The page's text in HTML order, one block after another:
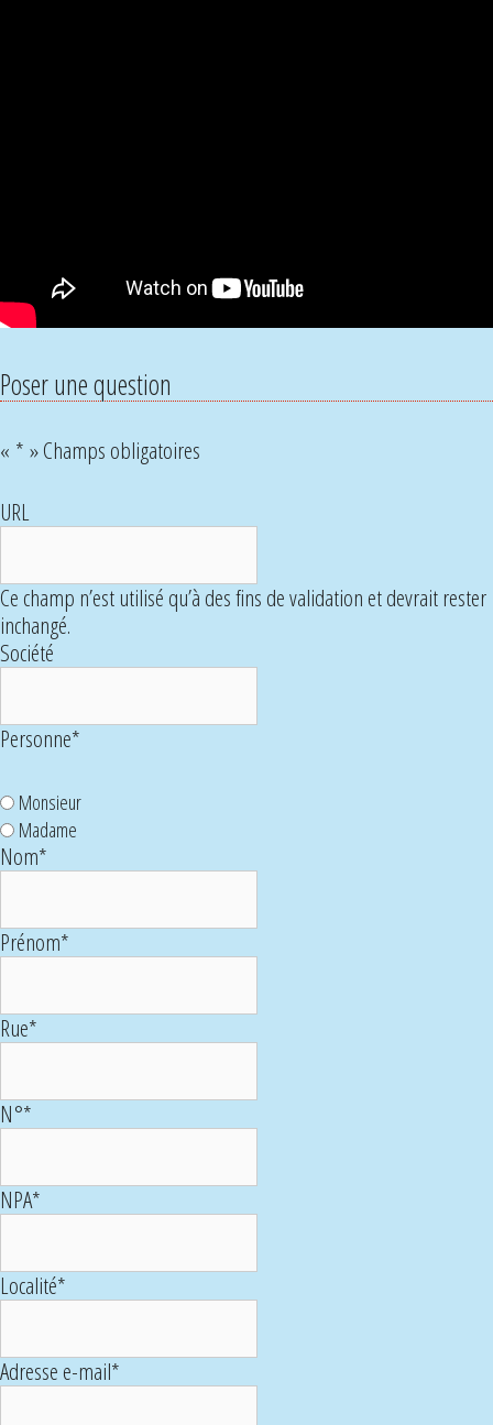
Poser une question
« * » Champs obligatoires
URL
Ce champ n’est utilisé qu’à des fins de validation et devrait rester
inchangé.
Société
Personne*
Monsieur
Madame
Nom*
Prénom*
Rue*
N°*
NPA*
Localité*
Adresse e-mail*